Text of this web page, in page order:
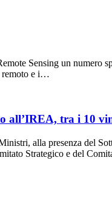
Sensing un numero
remoto e i…
all’IREA, tra i 10
alla presenza del
Strategico e del